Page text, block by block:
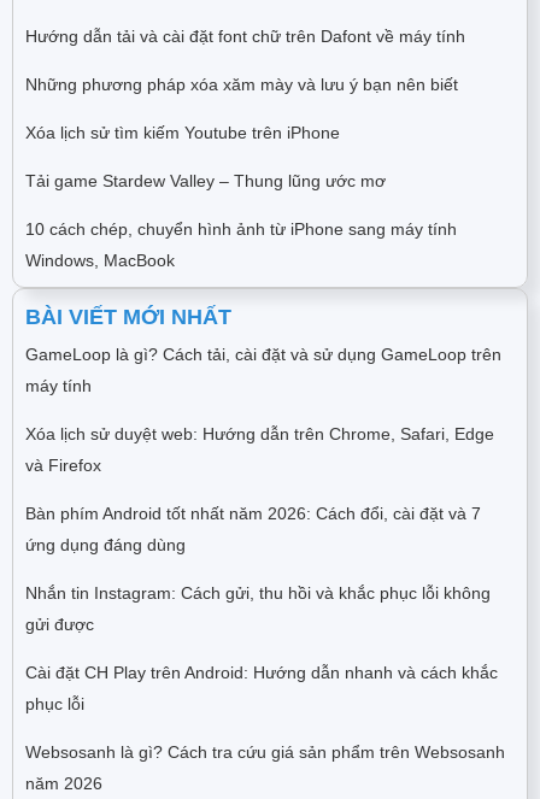
Hướng dẫn tải và cài đặt font chữ trên Dafont về máy tính
Những phương pháp xóa xăm mày và lưu ý bạn nên biết
Xóa lịch sử tìm kiếm Youtube trên iPhone
Tải game Stardew Valley – Thung lũng ước mơ
10 cách chép, chuyển hình ảnh từ iPhone sang máy tính
Windows, MacBook
BÀI VIẾT MỚI NHẤT
GameLoop là gì? Cách tải, cài đặt và sử dụng GameLoop trên
máy tính
Xóa lịch sử duyệt web: Hướng dẫn trên Chrome, Safari, Edge
và Firefox
Bàn phím Android tốt nhất năm 2026: Cách đổi, cài đặt và 7
ứng dụng đáng dùng
Nhắn tin Instagram: Cách gửi, thu hồi và khắc phục lỗi không
gửi được
Cài đặt CH Play trên Android: Hướng dẫn nhanh và cách khắc
phục lỗi
Websosanh là gì? Cách tra cứu giá sản phẩm trên Websosanh
năm 2026